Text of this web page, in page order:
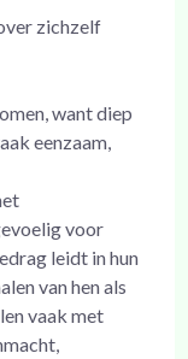
zichzelf
want diep
eenzaam,
voor
leidt in hun
van hen als
vaak met